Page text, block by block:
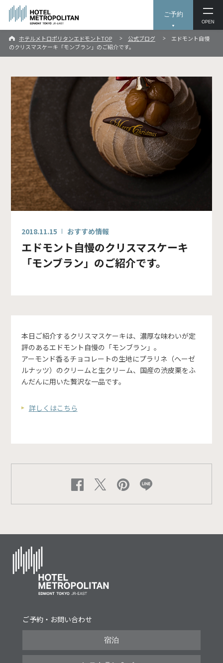
ご予約
OPEN
ホテルメトロポリタンエドモントTOP 公式ブログ
エドモント自慢
のクリスマスケーキ「モンブラン」のご紹介です。
2018.11.15 おすすめ情報
エドモント自慢のクリスマスケーキ
「モンブラン」のご紹介です。
本日ご紹介するクリスマスケーキは、濃厚な味わいが定
評のあるエドモント自慢の「モンブラン」。
アーモンド香るチョコレートの生地にプラリネ（ヘーゼ
ルナッツ）のクリームと生クリーム、国産の渋皮栗をふ
んだんに用いた贅沢な一品です。
詳しくはこちら
ご予約・お問い合わせ
宿泊